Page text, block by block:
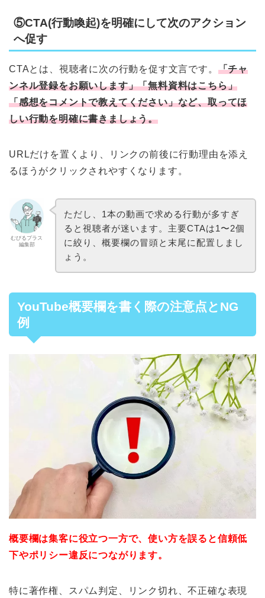
⑤CTA(行動喚起)を明確にして次のアクション
へ促す
CTAとは、視聴者に次の行動を促す文言です。 「チャ
ンネル登録をお願いします」「無料資料はこちら」
「感想をコメントで教えてください」など、取ってほ
しい行動を明確に書きましょう。
URLだけを置くより、リンクの前後に行動理由を添え
るほうがクリックされやすくなります。
むびるプラス
編集部
ただし、1本の動画で求める行動が多すぎ
ると視聴者が迷います。主要CTAは1〜2個
に絞り、概要欄の冒頭と末尾に配置しまし
ょう。
YouTube概要欄を書く際の注意点とNG
例
概要欄は集客に役立つ一方で、使い方を誤ると信頼低
下やポリシー違反につながります。
特に著作権、スパム判定、リンク切れ、不正確な表現